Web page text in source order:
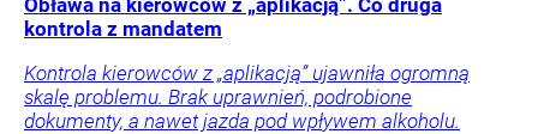
kontrola z mandatem
Kontrola kierowców z „aplikacją” ujawniła ogromną
skalę problemu. Brak uprawnień, podrobione
dokumenty, a nawet jazda pod wpływem alkoholu.